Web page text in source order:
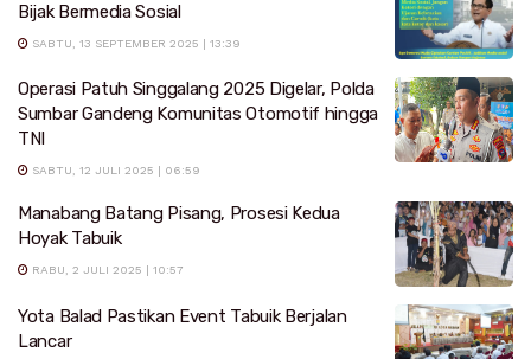
Bijak Bermedia Sosial
SABTU, 13 SEPTEMBER 2025 | 13:39
Operasi Patuh Singgalang 2025 Digelar, Polda
Sumbar Gandeng Komunitas Otomotif hingga
TNI
SABTU, 12 JULI 2025 | 06:59
Manabang Batang Pisang, Prosesi Kedua
Hoyak Tabuik
RABU, 2 JULI 2025 | 10:57
Yota Balad Pastikan Event Tabuik Berjalan
Lancar